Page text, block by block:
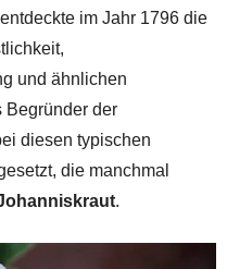
im Jahr 1796 die
und ähnlichen
Begründer der
diesen typischen
die manchmal
.